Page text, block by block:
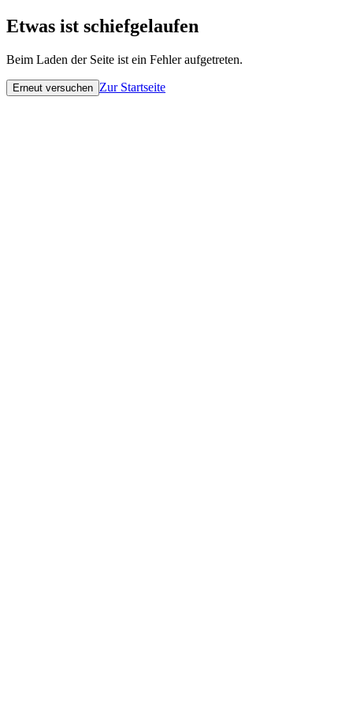
Etwas ist schiefgelaufen
Beim Laden der Seite ist ein Fehler aufgetreten.
Erneut versuchen Zur Startseite